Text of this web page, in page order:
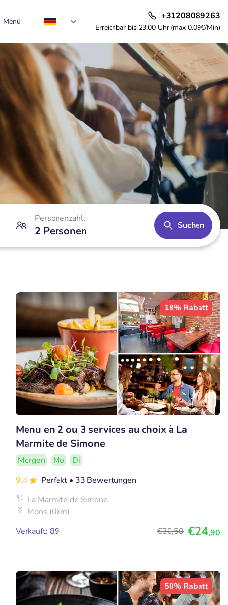
Menü
+31208089263
Erreichbar bis 23:00 Uhr (max 0,09€/Min)
Personenzahl:
2 Personen Suchen
18% Rabatt
Menu en 2 ou 3 services au choix à La
Marmite de Simone
Morgen Mo
Di
9.4
Perfekt • 33 Bewertungen
La Marmite de Simone
Mons (0km)
Verkauft: 89
€30,50 €24,90
50% Rabatt